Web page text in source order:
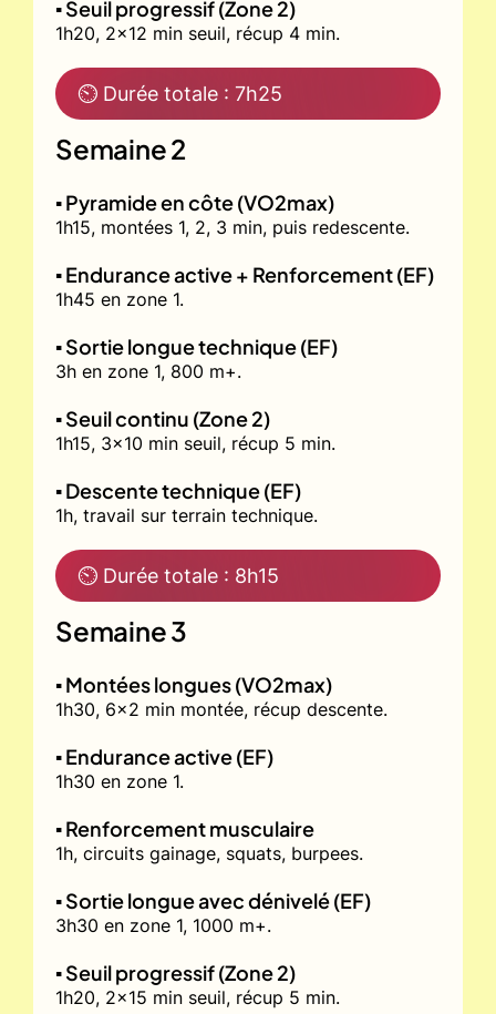
▪️ Seuil progressif (Zone 2)
1h20, 2x12 min seuil, récup 4 min.
⏲ Durée totale : 7h25
Semaine 2
▪️ Pyramide en côte (VO2max)
1h15, montées 1, 2, 3 min, puis redescente.
▪️ Endurance active + Renforcement (EF)
1h45 en zone 1.
▪️ Sortie longue technique (EF)
3h en zone 1, 800 m+.
▪️ Seuil continu (Zone 2)
1h15, 3x10 min seuil, récup 5 min.
▪️ Descente technique (EF)
1h, travail sur terrain technique.
⏲ Durée totale : 8h15
Semaine 3
▪️ Montées longues (VO2max)
1h30, 6x2 min montée, récup descente.
▪️ Endurance active (EF)
1h30 en zone 1.
▪️ Renforcement musculaire
1h, circuits gainage, squats, burpees.
▪️ Sortie longue avec dénivelé (EF)
3h30 en zone 1, 1000 m+.
▪️ Seuil progressif (Zone 2)
1h20, 2x15 min seuil, récup 5 min.